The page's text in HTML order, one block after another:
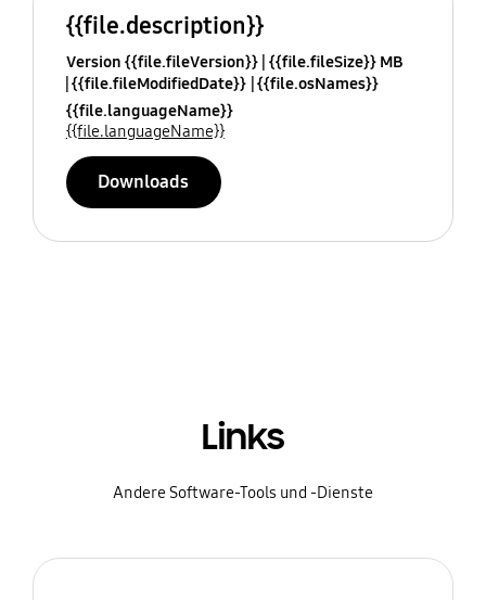
{{file.description}}
Version {{file.fileVersion}} {{file.fileSize}} MB
{{file.fileModifiedDate}} {{file.osNames}}
{{file.languageName}}
{{file.languageName}}
Downloads
Links
Andere Software-Tools und -Dienste